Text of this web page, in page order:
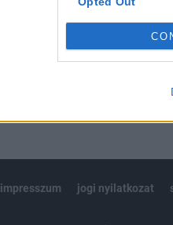
impresszum jogi nyilatkozat